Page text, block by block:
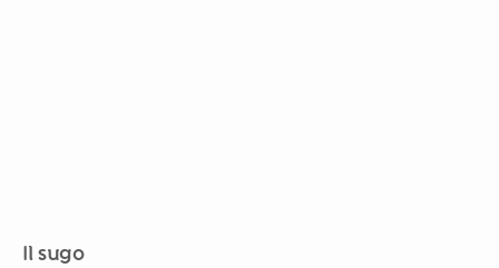
Il sugo